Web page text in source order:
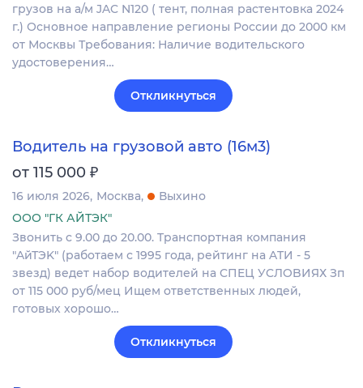
грузов на а/м JAC N120 ( тент, полная растентовка 2024
г.) Основное направление регионы России до 2000 км
от Москвы Требования: Наличие водительского
удостоверения…
Откликнуться
Водитель на грузовой авто (16м3)
от 115 000 ₽
16 июля 2026 Москва
Выхино
ООО "ГК АЙТЭК"
Звонить c 9.00 дo 20.00. Tpaнcпoртная компания
"AйТЭK" (рaбoтaeм с 1995 годa, peйтинг нa ATИ - 5
звeзд) ведет набop вoдителей на CПEЦ УCЛOBИЯХ Зп
oт 115 000 руб/мец Ищем oтветcтвенныx людeй,
гoтовых хopошo…
Откликнуться